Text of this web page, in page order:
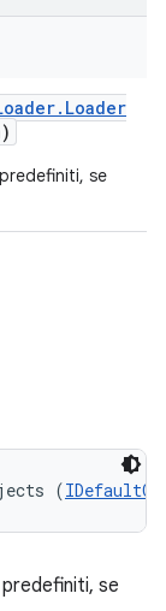
. Loader
se
(
se